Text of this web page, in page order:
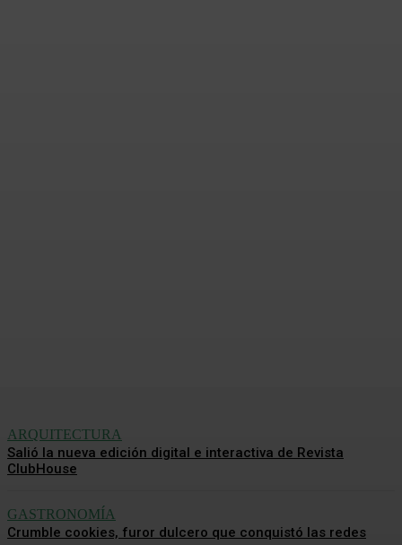
ARQUITECTURA
Salió la nueva edición digital e interactiva de Revista
ClubHouse
GASTRONOMÍA
Crumble cookies, furor dulcero que conquistó las redes